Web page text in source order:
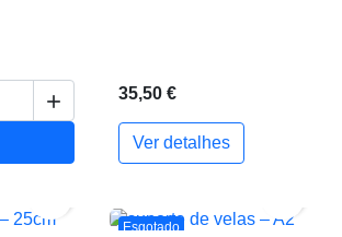

Adicionar ao carrinho
35,50 €
Ver detalhes
Esgotado